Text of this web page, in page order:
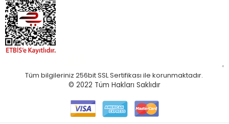
Tüm bilgileriniz 256bit SSL Sertifikası ile korunmaktadır.
© 2022 Tüm Hakları Saklıdır